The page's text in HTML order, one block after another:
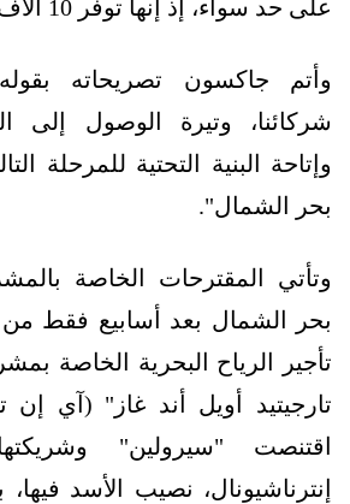
على حد سواء، إذ إنها توفر 10 آلاف وظيفة جديدة".
وأتم جاكسون تصريحاته
شركائنا، وتيرة الوصول إلى
وإتاحة البنية التحتية للمرحلة
بحر الشمال".
وتأتي المقترحات الخاصة
بحر الشمال بعد أسابيع فقط من
تأجير الرياح البحرية الخاصة
تارجيتيد أويل أند غاز" (آي
اقتنصت "سيرولين"
إنترناشيونال، نصيب الأسد